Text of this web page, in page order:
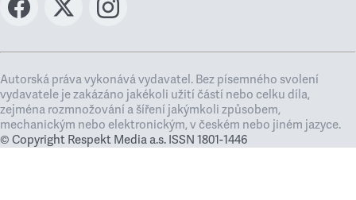
Autorská práva vykonává vydavatel. Bez písemného svolení
vydavatele je zakázáno jakékoli užití částí nebo celku díla,
zejména rozmnožování a šíření jakýmkoli způsobem,
mechanickým nebo elektronickým, v českém nebo jiném jazyce.
© Copyright Respekt Media a.s. ISSN 1801-1446